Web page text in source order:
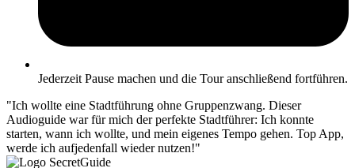
Jederzeit Pause machen und die Tour anschließend fortführen.
"Ich wollte eine Stadtführung ohne Gruppenzwang. Dieser
Audioguide war für mich der perfekte Stadtführer: Ich konnte
starten, wann ich wollte, und mein eigenes Tempo gehen. Top App,
werde ich aufjedenfall wieder nutzen!"